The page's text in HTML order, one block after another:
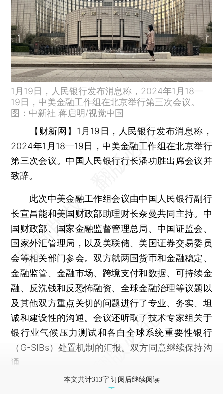
1月19日，人民银行发布消息称，2024年1月18—
19日，中美金融工作组在北京举行第三次会议。
图：中新社 蒋启明/视觉中国
【财新网】 1月19日，人民银行发布消息称，
2024年1月18—19日，中美金融工作组在北京举行
第三次会议。中国人民银行行长潘功胜出席会议并
致辞。
此次中美金融工作组会议由中国人民银行副行
长宣昌能和美国财政部助理财长奈曼共同主持。中
国财政部、国家金融监督管理总局、中国证监会、
国家外汇管理局，以及美联储、美国证券交易委员
会等相关部门参会。双方就两国货币和金融稳定、
金融监管、金融市场、跨境支付和数据、可持续金
融、反洗钱和反恐怖融资、全球金融治理等议题以
及其他双方重点关切的问题进行了专业、务实、坦
诚和建设性的沟通。会议还听取了技术专家组关于
银行业气候压力测试和各自全球系统重要性银行
（G-SIBs）处置机制的汇报。双方同意继续保持沟
通。
本文共计313字 订阅后继续阅读